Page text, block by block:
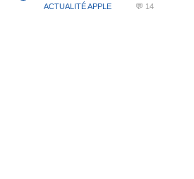
ACTUALITÉ APPLE 💬 14